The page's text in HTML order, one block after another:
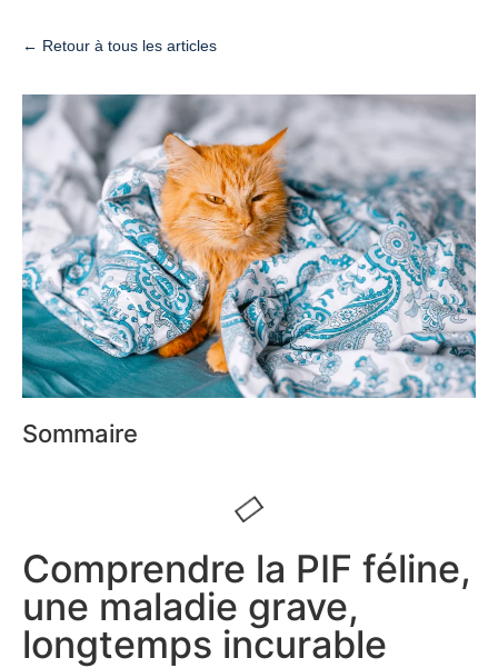
← Retour à tous les articles
Sommaire
Comprendre la PIF féline,
une maladie grave,
longtemps incurable